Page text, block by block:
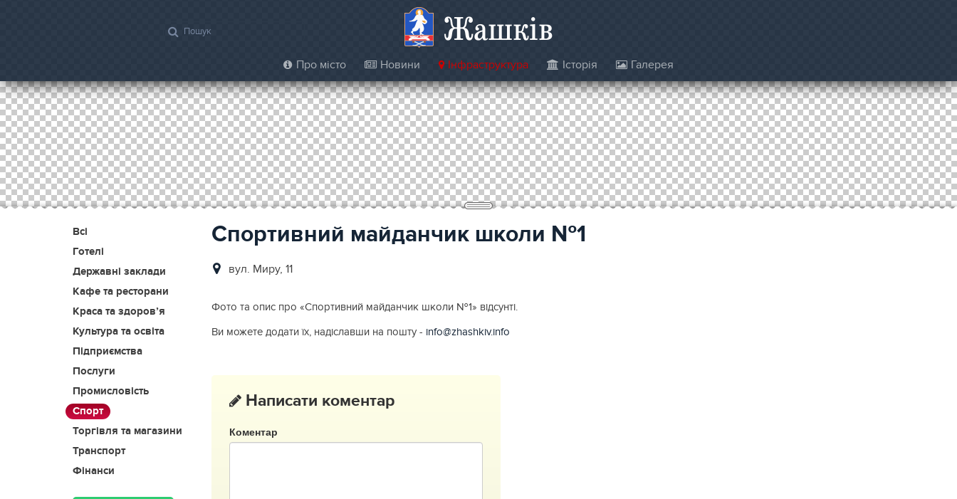
Жашків
Про місто Новини Інфраструктура Історія Галерея
Всі
Готелі
Державні заклади
Кафе та ресторани
Краса та здоров’я
Культура та освіта
Підприємства
Послуги
Промисловість
Спорт
Торгівля та магазини
Транспорт
Фінанси
Спортивний майданчик школи №1
вул. Миру, 11
Фото та опис про «Спортивний майданчик школи №1» відсунті.
Ви можете додати їх, надіславши на пошту - info@zhashkiv.info
Написати коментар
Коментар